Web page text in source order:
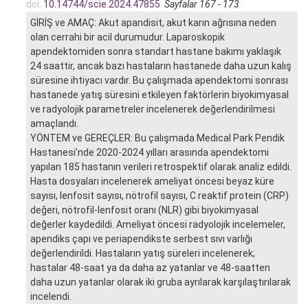
doi: 10.14744/scie.2024.47855 Sayfalar 167 - 173
GİRİŞ ve AMAÇ: Akut apandisit, akut karın ağrısına neden
olan cerrahi bir acil durumudur. Laparoskopik
apendektomiden sonra standart hastane bakımı yaklaşık
24 saattir, ancak bazı hastaların hastanede daha uzun kalış
süresine ihtiyacı vardır. Bu çalışmada apendektomi sonrası
hastanede yatış süresini etkileyen faktörlerin biyokimyasal
ve radyolojik parametreler incelenerek değerlendirilmesi
amaçlandı.
YÖNTEM ve GEREÇLER: Bu çalışmada Medical Park Pendik
Hastanesi’nde 2020-2024 yılları arasında apendektomi
yapılan 185 hastanın verileri retrospektif olarak analiz edildi.
Hasta dosyaları incelenerek ameliyat öncesi beyaz küre
sayısı, lenfosit sayısı, nötrofil sayısı, C reaktif protein (CRP)
değeri, nötrofil-lenfosit oranı (NLR) gibi biyokimyasal
değerler kaydedildi. Ameliyat öncesi radyolojik incelemeler,
apendiks çapı ve periapendikste serbest sıvı varlığı
değerlendirildi. Hastaların yatış süreleri incelenerek;
hastalar 48-saat ya da daha az yatanlar ve 48-saatten
daha uzun yatanlar olarak iki gruba ayrılarak karşılaştırılarak
incelendi.